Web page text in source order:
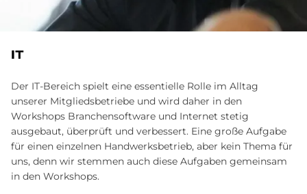
IT
Der IT-Bereich spielt eine essentielle Rolle im Alltag
unserer Mitgliedsbetriebe und wird daher in den
Workshops Branchensoftware und Internet stetig
ausgebaut, überprüft und verbessert. Eine große Aufgabe
für einen einzelnen Handwerksbetrieb, aber kein Thema für
uns, denn wir stemmen auch diese Aufgaben gemeinsam
in den Workshops.